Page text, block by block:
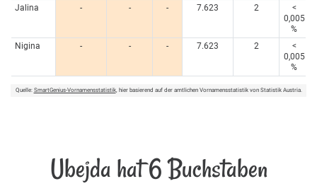
Jalina
- - - 7.623 2
<
0,005
%
Nigina
- - - 7.623 2
<
0,005
%
Quelle: SmartGenius-Vornamensstatistik, hier basierend auf der amtlichen Vornamensstatistik von Statistik Austria.
Ubejda hat 6 Buchstaben